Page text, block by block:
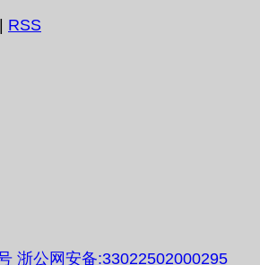
| RSS
浙公网安备:33022502000295